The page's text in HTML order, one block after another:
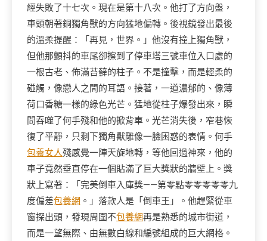
經失敗了十七次。現在是第十八次。他打了方向盤，
車頭朝著銅獨角獸的方向猛地偏轉。後視鏡發出最後
的溫柔提醒：「再見，世界。」他沒有撞上獨角獸，
但他那顫抖的車尾卻擦到了停車塔三號車位入口處的
一根古老、佈滿苔蘚的柱子。不是撞擊，而是輕柔的
碰觸，像戀人之間的耳語。接著，一道濃郁的、像薄
荷口香糖一樣的綠色光芒。猛地從柱子爆發出來，瞬
間吞噬了何手殘和他的掀背車。光芒消失後，窄巷恢
復了平靜，只剩下獨角獸雕像一臉困惑的表情。何手
包養女人殘感覺一陣天旋地轉，等他回過神來，他的
車子竟然垂直停在一個貼滿了巨大獎狀的牆壁上。獎
狀上寫著：「完美倒車入庫獎——第零點零零零零零九
度偏差包養網 。」落款人是「倒車王」。他趕緊從車
窗探出頭，發現周圍不包養網再是熟悉的城市街道，
而是一望無際、由無數白線和編號組成的巨大網格。